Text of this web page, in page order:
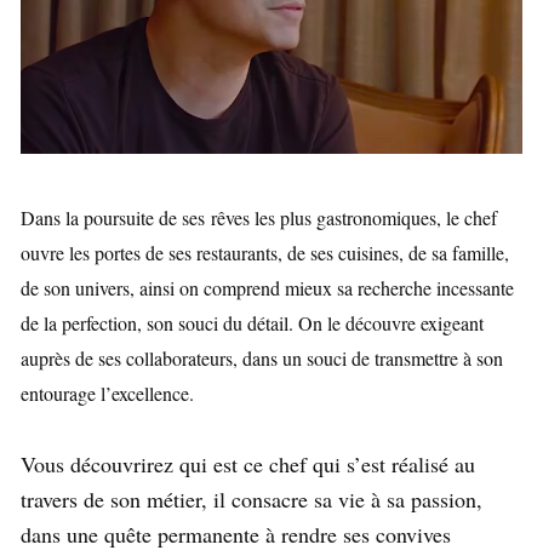
Dans la poursuite de ses rêves les plus gastronomiques, le chef
ouvre les portes de ses restaurants, de ses cuisines, de sa famille,
de son univers, ainsi on comprend mieux sa recherche incessante
de la perfection, son souci du détail. On le découvre exigeant
auprès de ses collaborateurs, dans un souci de transmettre à son
entourage l’excellence.
Vous découvrirez qui est ce chef qui s’est réalisé au
travers de son métier, il consacre sa vie à sa passion,
dans une quête permanente à rendre ses convives